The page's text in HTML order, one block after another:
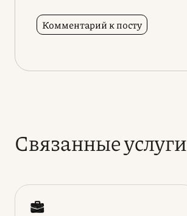
Связанные услуги